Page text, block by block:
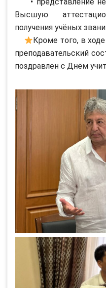
Высшую
получения учёных
Кроме того, в
преподавательский
поздравлен с Днём